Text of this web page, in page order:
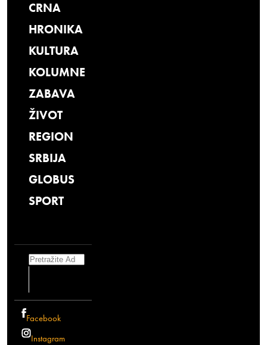
CRNA
HRONIKA
KULTURA
KOLUMNE
ZABAVA
ŽIVOT
REGION
SRBIJA
GLOBUS
SPORT
Search
Facebook
Instagram